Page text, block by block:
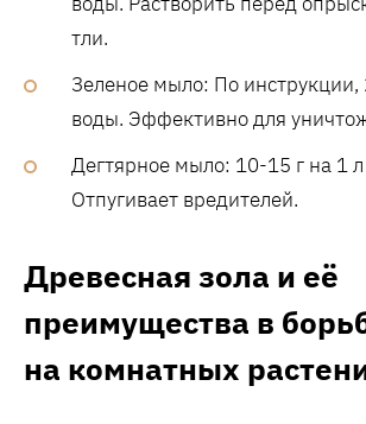
тли.
Зеленое мыло: По
воды. Эффективно для
Дегтярное мыло: 10-15 г на 1
Отпугивает вредителей.
Древесная зола и её
преимущества в
на комнатных